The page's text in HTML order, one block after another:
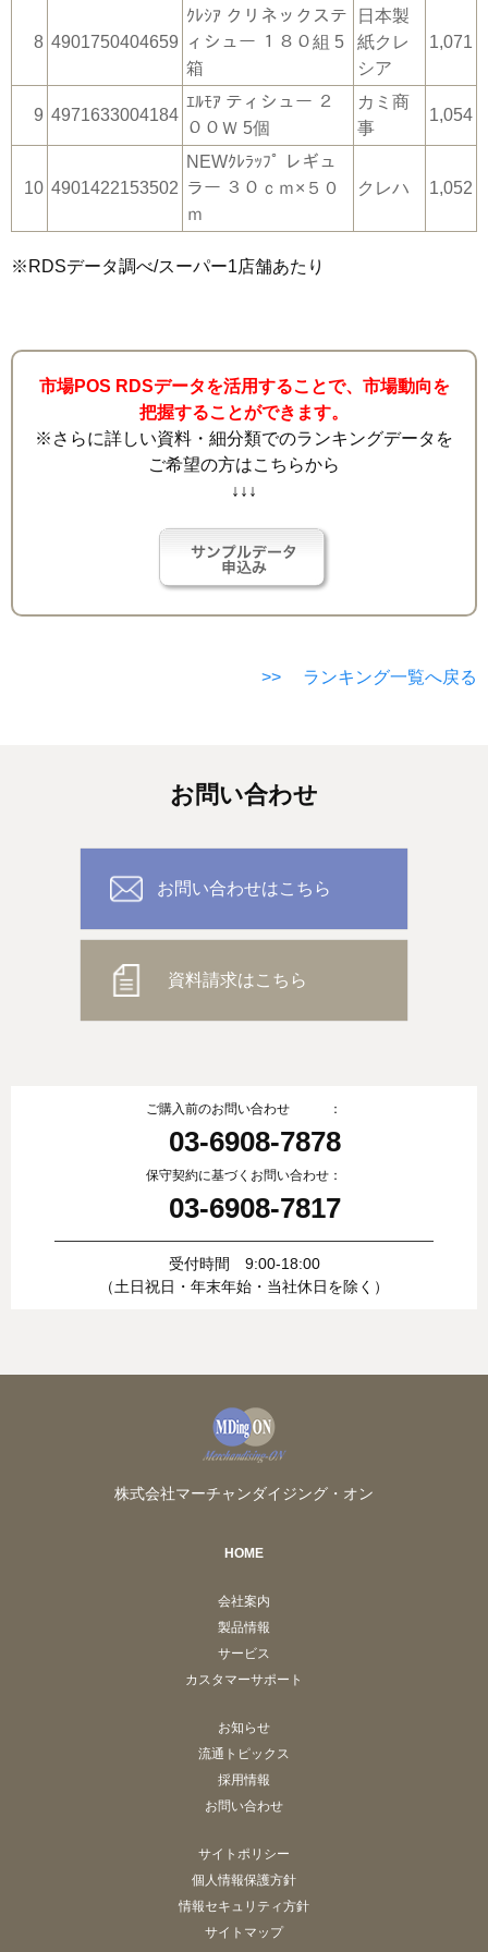
8 4901750404659
ｸﾚｼｱ クリネックステ
ィシュー １８０組 5
箱
日本製
紙クレ
シア
1,071
9 4971633004184
ｴﾙﾓｱ ティシュー ２
００Ｗ 5個
カミ商
事
1,054
10 4901422153502
NEWｸﾚﾗｯﾌﾟ レギュ
ラー ３０ｃｍ×５０
ｍ
クレハ 1,052
※RDSデータ調べ/スーパー1店舗あたり
市場POS RDSデータを活用することで、市場動向を
把握することができます。
※さらに詳しい資料・細分類でのランキングデータを
ご希望の方はこちらから
↓↓↓
>> ランキング一覧へ戻る
お問い合わせ
お問い合わせはこちら
資料請求はこちら
ご購入前のお問い合わせ ：
03-6908-7878
保守契約に基づくお問い合わせ：
03-6908-7817
受付時間 9:00-18:00
（土日祝日・年末年始・当社休日を除く）
株式会社マーチャンダイジング・オン
HOME
会社案内
製品情報
サービス
カスタマーサポート
お知らせ
流通トピックス
採用情報
お問い合わせ
サイトポリシー
個人情報保護方針
情報セキュリティ方針
サイトマップ